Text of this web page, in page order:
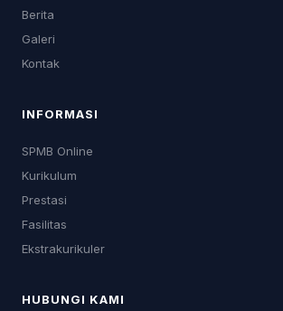
Berita
Galeri
Kontak
INFORMASI
SPMB Online
Kurikulum
Prestasi
Fasilitas
Ekstrakurikuler
HUBUNGI KAMI